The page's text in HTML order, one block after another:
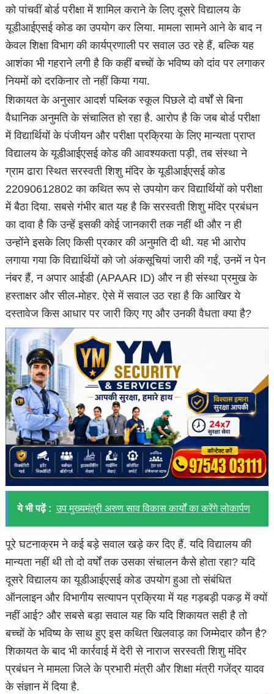
को पांचवीं बोर्ड परीक्षा में शामिल कराने के लिए दूसरे विद्यालय के
यूडीआईएसई कोड का उपयोग कर लिया. मामला सामने आने के बाद न
केवल शिक्षा विभाग की कार्यप्रणाली पर सवाल उठ रहे हैं, बल्कि यह
आशंका भी गहराने लगी है कि कहीं बच्चों के भविष्य को दांव पर लगाकर
नियमों को दरकिनार तो नहीं किया गया.
शिकायत के अनुसार आदर्श पब्लिक स्कूल पिछले दो वर्षों से बिना
वैधानिक अनुमति के संचालित हो रहा है. आरोप है कि जब बोर्ड परीक्षा
में विद्यार्थियों के पंजीयन और परीक्षा प्रक्रिया के लिए मान्यता प्राप्त
विद्यालय के यूडीआईएसई कोड की आवश्यकता पड़ी, तब संस्था ने
ग्राम ढारा स्थित सरस्वती शिशु मंदिर के यूडीआईएसई कोड
22090612802 का कथित रूप से उपयोग कर विद्यार्थियों को परीक्षा
में बैठा दिया. सबसे गंभीर बात यह है कि सरस्वती शिशु मंदिर प्रबंधन
का दावा है कि उन्हें इसकी कोई जानकारी तक नहीं थी और न ही
उन्होंने इसके लिए किसी प्रकार की अनुमति दी थी. यह भी आरोप
लगाया गया कि विद्यार्थियों को जो अंकसूचियां जारी की गईं, उनमें न पेन
नंबर हैं, न अपार आईडी (APAAR ID) और न ही संस्था प्रमुख के
हस्ताक्षर और सील-मोहर. ऐसे में सवाल उठ रहा है कि आखिर ये
दस्तावेज किस आधार पर जारी किए गए और उनकी वैधता क्या है?
ये भी पढ़ें : उप मुख्यमंत्री अरुण साव विकास कार्यों का करेंगे लोकार्पण
पूरे घटनाक्रम ने कई बड़े सवाल खड़े कर दिए हैं. यदि विद्यालय की
मान्यता नहीं थी तो दो वर्षों तक उसका संचालन कैसे होता रहा? यदि
दूसरे विद्यालय का यूडीआईएसई कोड उपयोग हुआ तो संबंधित
ऑनलाइन और विभागीय सत्यापन प्रक्रिया में यह गड़बड़ी पकड़ में क्यों
नहीं आई? और सबसे बड़ा सवाल यह कि यदि शिकायत सही है तो
बच्चों के भविष्य के साथ हुए इस कथित खिलवाड़ का जिम्मेदार कौन है?
शिकायत के बाद भी कार्रवाई में देरी से नाराज सरस्वती शिशु मंदिर
प्रबंधन ने मामला जिले के प्रभारी मंत्री और शिक्षा मंत्री गजेंद्र यादव
के संज्ञान में दिया है.